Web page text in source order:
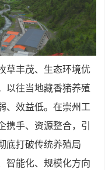
草丰茂、生态环境优
以往当地藏香猪养殖
、效益低。在崇州工
携手、资源整合，引
底打破传统养殖局
智能化、规模化方向